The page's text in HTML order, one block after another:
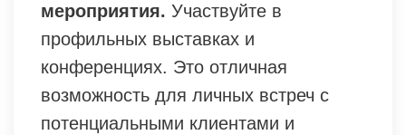
мероприятия. Участвуйте в
профильных выставках и
конференциях. Это отличная
возможность для личных встреч с
потенциальными клиентами и